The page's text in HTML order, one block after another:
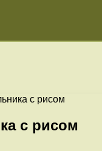
с рисом
с рисом